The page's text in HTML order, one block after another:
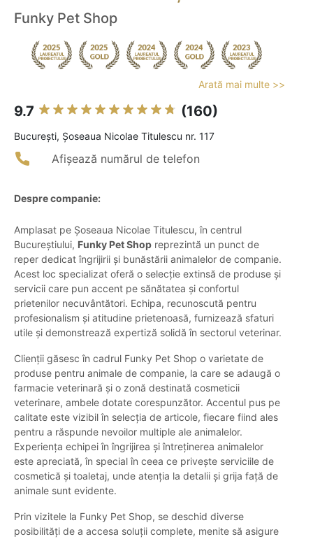
Funky Pet Shop
Arată mai multe >>
9.7 (160)
Bucureşti, Șoseaua Nicolae Titulescu nr. 117
Afișează numărul de telefon
Despre companie:
Amplasat pe Șoseaua Nicolae Titulescu, în centrul
Bucureștiului, Funky Pet Shop reprezintă un punct de
reper dedicat îngrijirii și bunăstării animalelor de companie.
Acest loc specializat oferă o selecție extinsă de produse și
servicii care pun accent pe sănătatea și confortul
prietenilor necuvântători. Echipa, recunoscută pentru
profesionalism și atitudine prietenoasă, furnizează sfaturi
utile și demonstrează expertiză solidă în sectorul veterinar.
Clienții găsesc în cadrul Funky Pet Shop o varietate de
produse pentru animale de companie, la care se adaugă o
farmacie veterinară și o zonă destinată cosmeticii
veterinare, ambele dotate corespunzător. Accentul pus pe
calitate este vizibil în selecția de articole, fiecare fiind ales
pentru a răspunde nevoilor multiple ale animalelor.
Experiența echipei în îngrijirea și întreținerea animalelor
este apreciată, în special în ceea ce privește serviciile de
cosmetică și toaletaj, unde atenția la detalii și grija față de
animale sunt evidente.
Prin vizitele la Funky Pet Shop, se deschid diverse
posibilități de a accesa soluții complete, menite să asigure